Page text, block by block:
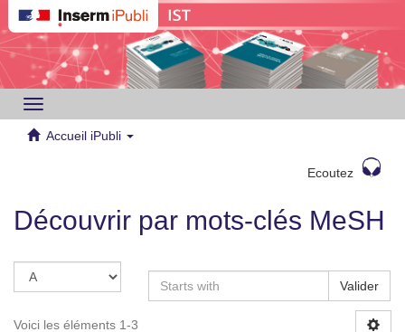
Toggle
navigation
Accueil iPubli
Ecoutez
Découvrir par mots-clés MeSH
Valider
Voici les éléments 1-3